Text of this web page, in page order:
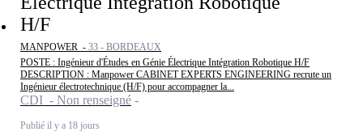
H/F
MANPOWER - 33 - BORDEAUX
POSTE : Ingénieur d'Études en Génie Électrique Intégration Robotique H/F
DESCRIPTION : Manpower CABINET EXPERTS ENGINEERING recrute un
Ingénieur électrotechnique (H/F) pour accompagner la...
CDI - Non renseigné
Publié il y a 18 jours